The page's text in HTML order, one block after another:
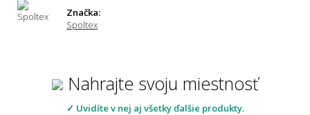
Značka:
Spoltex
Nahrajte svoju miestnosť
✓ Uvidíte v nej aj všetky ďalšie produkty.